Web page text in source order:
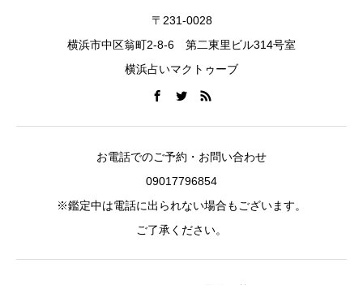
〒231-0028
横浜市中区翁町2-8-6 第二東里ビル314号室
横浜占いマクトゥーブ
お電話でのご予約・お問い合わせ
09017796854
※鑑定中は電話に出られない場合もございます。
ご了承ください。